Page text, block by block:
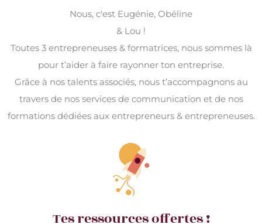
Nous, c'est Eugénie, Obéline
& Lou !
Toutes 3 entrepreneuses & formatrices, nous sommes là
pour t’aider à faire rayonner ton entreprise.
Grâce à nos talents associés, nous t’accompagnons au
travers de nos services de communication et de nos
formations dédiées aux entrepreneurs & entrepreneuses.
Tes ressources offertes !